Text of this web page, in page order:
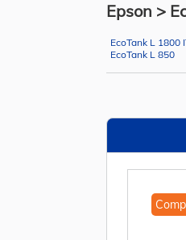
Epson >
EcoTank L 1800
EcoTank L 850